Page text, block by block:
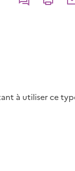
CommenterImprimer
à utiliser ce